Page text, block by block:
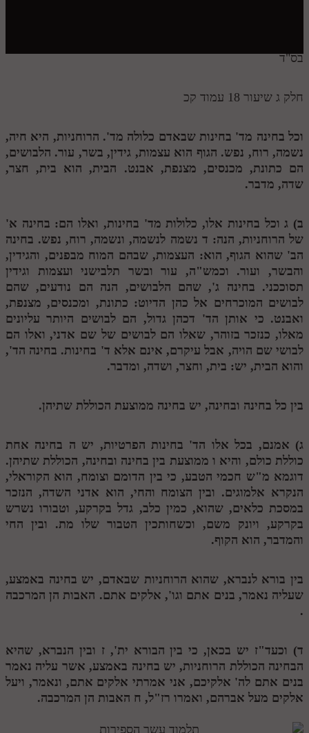
חלק יב
חלק יד
חלק טו
חלק ט"ז
בית שער הכוונות
הזמן סט תע"ס
הזמן סט תלמוד עשר הספירות
ספרים להורדה
מנוע חיפוש בספרים
תלמוד עשר הספירות בעיון
תע"ס חלק ב' עיון
תלמוד עשר הספירות חלק ד
תלמוד עשר הספירות חלק ה
תלמוד עשר הספירות חלק ו
תלמוד עשר הספירות חלק ז
תלמוד עשר הספירות חלק ט
תלמוד עשר הספירות חלק י
תלמוד עשר הספירות חלק יב
תלמוד עשר הספירות חלק יג
בס"ד
חלק ג שיעור 18 עמוד קכ
וכל בחינה מד' בחינות שבאדם כלולה מד'. הרוחניות, היא חיה,
נשמה, רוח, נפש. הגוף הוא עצמות, גידין, בשר, עור. הלבושים,
הם כתונת, מכנסים, מצנפת, אבנט. הבית, הוא בית, חצר,
שדה, מדבר.
ב) גוכל בחינות אלו, כלולות מד' בחינות, ואלו הם: בחינה א'
של הרוחניות, הנה: ד נשמה לנשמה, ונשמה, רוח, נפש. בחינה
הב' שהוא הגוף, הוא: העצמות, שבהם המוח מבפנים, והגידין,
והבשר, ועור. וכמש"ה, עור ובשר תלבישני ועצמות וגידין
תסוככני. בחינה ג', שהם הלבושים, הנה הם נודעים, שהם
לבושים המוכרחים אל כהן הדיוט: כתונת, ומכנסים, מצנפת,
ואבנט. כי אותן הד' דכהן גדול, הם לבושים היותר עליונים
מאלו, כנזכר בזוהר, שאלו הם לבושים של שם אדני, ואלו הם
לבושי שם הויה, אבל עיקרם, אינם אלא ד' בחינות. בחינה הד',
והוא הבית, יש: בית, וחצר, ושדה, ומדבר.
בין כל בחינה ובחינה, יש בחינה ממוצעת הכוללת שתיהן.
ג) אמנם, בכל אלו הד' בחינות הפרטיות, יש ה בחינה אחת
כוללת כולם, והיא ו ממוצעת בין בחינה ובחינה, הכוללת שתיהן.
דוגמא מ"ש חכמי הטבע, כי בין הדומם וצומח, הוא הקוראלי,
הנקרא אלמוגים. ובין הצומח והחי, הוא אדני השדה, הנזכר
במסכת כלאים, שהוא, כמין כלב, גדל בקרקע, וטבורו נשרש
בקרקע, ויונק משם, וכשחותכין הטבור שלו מת. ובין החי
והמדבר, הוא הקוף.
בין בורא לנברא, שהוא הרוחניות שבאדם, יש בחינה באמצע,
שעליה נאמר, בנים אתם וגו', אלקים אתם. האבות הן המרכבה
.
ד) וכעד"ז יש בכאן, כי בין הבורא ית',ז ובין הנברא, שהיא
הבחינה הכוללת הרוחניות, יש בחינה באמצע, אשר עליה נאמר
בנים אתם לה' אלקיכם, אני אמרתי אלקים אתם, ונאמר, ויעל
אלקים מעל אברהם, ואמרו רז"ל, ח האבות הן המרכבה.